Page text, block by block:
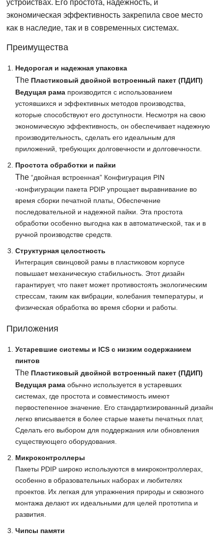
устройствах. Его простота, надежность, и
экономическая эффективность закрепила свое место
как в наследие, так и в современных системах.
Преимущества
Недорогая и надежная упаковка
The Пластиковый двойной встроенный пакет (ПДИП)
Ведущая рама производится с использованием
устоявшихся и эффективных методов производства,
которые способствуют его доступности. Несмотря на свою
экономическую эффективность, он обеспечивает надежную
производительность, сделать его идеальным для
приложений, требующих долговечности и долговечности.
Простота обработки и пайки
The “двойная встроенная” Конфигурация PIN
-конфигурации пакета PDIP упрощает выравнивание во
время сборки печатной платы, Обеспечение
последовательной и надежной пайки. Эта простота
обработки особенно выгодна как в автоматической, так и в
ручной производстве средств.
Структурная целостность
Интеграция свинцовой рамы в пластиковом корпусе
повышает механическую стабильность. Этот дизайн
гарантирует, что пакет может противостоять экологическим
стрессам, таким как вибрации, колебания температуры, и
физическая обработка во время сборки и работы.
Приложения
Устаревшие системы и ICS с низким содержанием
пинтов
The Пластиковый двойной встроенный пакет (ПДИП)
Ведущая рама обычно используется в устаревших
системах, где простота и совместимость имеют
первостепенное значение. Его стандартизированный дизайн
легко вписывается в более старые макеты печатных плат,
Сделать его выбором для поддержания или обновления
существующего оборудования.
Микроконтроллеры
Пакеты PDIP широко используются в микроконтроллерах,
особенно в образовательных наборах и любителях
проектов. Их легкая для упражнения природы и сквозного
монтажа делают их идеальными для целей прототипа и
развития.
Чипсы памяти